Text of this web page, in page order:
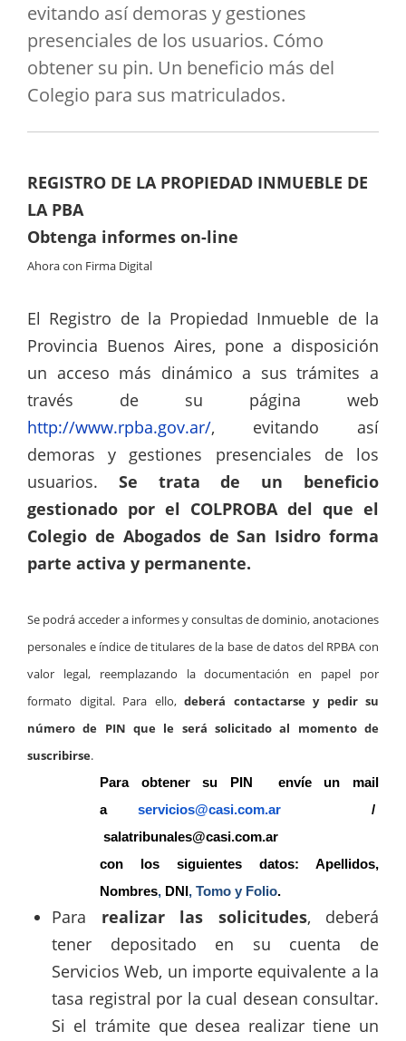
evitando así demoras y gestiones
presenciales de los usuarios. Cómo
obtener su pin. Un beneficio más del
Colegio para sus matriculados.
REGISTRO DE LA PROPIEDAD INMUEBLE DE
LA PBA
Obtenga informes on-line
Ahora con Firma Digital
El Registro de la Propiedad Inmueble de la
Provincia Buenos Aires, pone a disposición
un acceso más dinámico a sus trámites a
través de su página web
http://www.rpba.gov.ar/, evitando así
demoras y gestiones presenciales de los
usuarios. Se trata de un beneficio
gestionado por el COLPROBA del que el
Colegio de Abogados de San Isidro forma
parte activa y permanente.
Se podrá acceder a informes y consultas de dominio, anotaciones
personales e índice de titulares de la base de datos del RPBA con
valor legal, reemplazando la documentación en papel por
formato digital. Para ello, deberá contactarse y pedir su
número de PIN que le será solicitado al momento de
suscribirse.
Para obtener su PIN
envíe un mail
a servicios@casi.com.ar
/
salatribunales@casi.com.ar
con los siguientes datos: Apellidos,
Nombres, DNI, Tomo y Folio.
Para realizar las solicitudes, deberá
tener depositado en su cuenta de
Servicios Web, un importe equivalente a la
tasa registral por la cual desean consultar.
Si el trámite que desea realizar tiene un